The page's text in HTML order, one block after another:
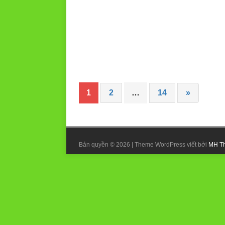
1 2 … 14 »
Bản quyền © 2026 | Theme WordPress viết bởi MH